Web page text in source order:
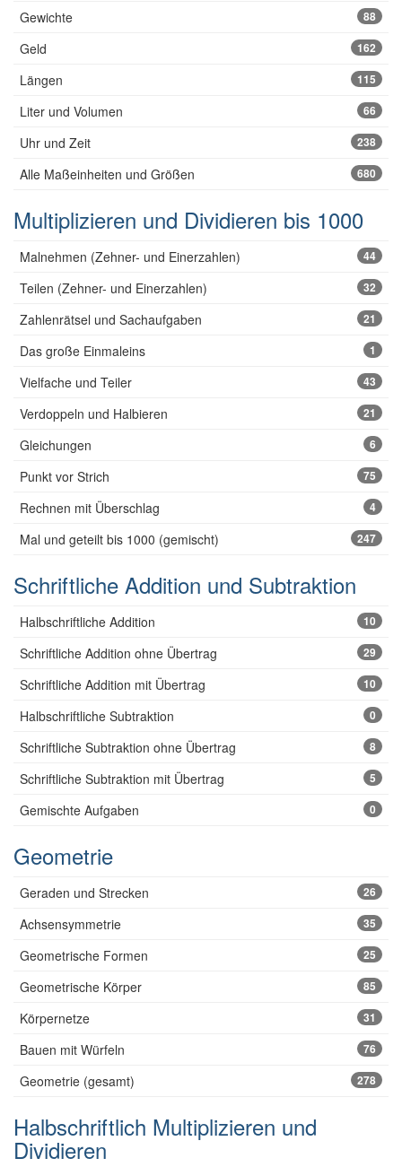
Gewichte 88
Geld 162
Längen 115
Liter und Volumen 66
Uhr und Zeit 238
Alle Maßeinheiten und Größen 680
Multiplizieren und Dividieren bis 1000
Malnehmen (Zehner- und Einerzahlen) 44
Teilen (Zehner- und Einerzahlen) 32
Zahlenrätsel und Sachaufgaben 21
Das große Einmaleins 1
Vielfache und Teiler 43
Verdoppeln und Halbieren 21
Gleichungen 6
Punkt vor Strich 75
Rechnen mit Überschlag 4
Mal und geteilt bis 1000 (gemischt) 247
Schriftliche Addition und Subtraktion
Halbschriftliche Addition 10
Schriftliche Addition ohne Übertrag 29
Schriftliche Addition mit Übertrag 10
Halbschriftliche Subtraktion 0
Schriftliche Subtraktion ohne Übertrag 8
Schriftliche Subtraktion mit Übertrag 5
Gemischte Aufgaben 0
Geometrie
Geraden und Strecken 26
Achsensymmetrie 35
Geometrische Formen 25
Geometrische Körper 85
Körpernetze 31
Bauen mit Würfeln 76
Geometrie (gesamt) 278
Halbschriftlich Multiplizieren und
Dividieren